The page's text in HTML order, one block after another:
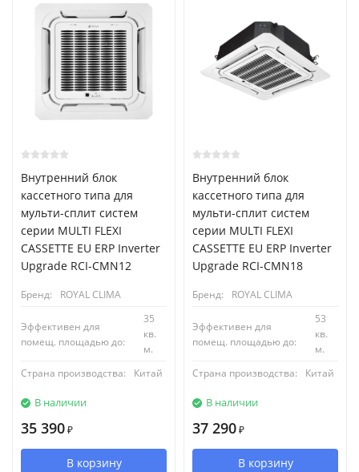
Внутренний блок
кассетного типа для
мульти-сплит систем
серии MULTI FLEXI
CASSETTE EU ERP Inverter
Upgrade RCI-CMN12
Бренд: ROYAL CLIMA
Эффективен для
помещ. площадью до:
35
кв.
м.
Страна производства:
Китай
В наличии
35 390 ₽
В корзину
Внутренний блок
кассетного типа для
мульти-сплит систем
серии MULTI FLEXI
CASSETTE EU ERP Inverter
Upgrade RCI-CMN18
Бренд: ROYAL CLIMA
Эффективен для
помещ. площадью до:
53
кв.
м.
Страна производства:
Китай
В наличии
37 290 ₽
В корзину